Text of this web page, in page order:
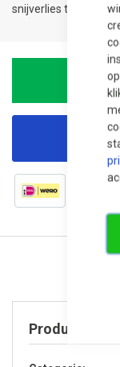
snijverlies te
Product